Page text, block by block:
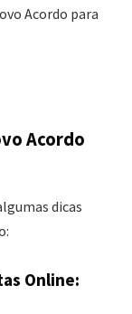
Acordo para
Acordo
dicas
Online: